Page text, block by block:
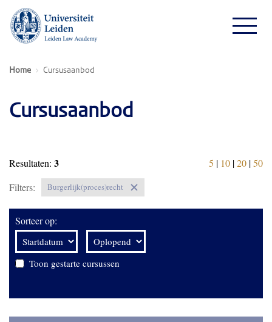
Home Cursusaanbod
Cursusaanbod
Resultaten: 3 5 | 10 |20 |50
Filters:
Burgerlijk(proces)recht
Sorteer op:
Toon gestarte cursussen